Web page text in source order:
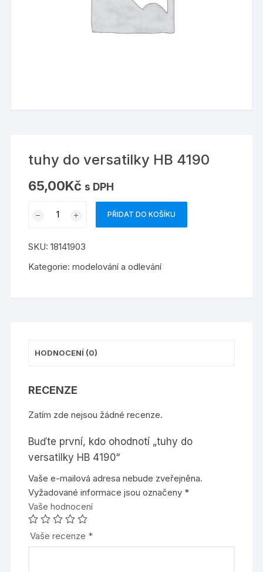
tuhy do versatilky HB 4190
65,00Kč s DPH
HB
4190
PŘIDAT DO KOŠÍKU
SKU:18141903
Kategorie:modelování a odlevání
HODNOCENÍ (0)
RECENZE
Zatím zde nejsou žádné recenze.
Buďte první, kdo ohodnotí „tuhy do
versatilky HB 4190“
Vaše e-mailová adresa nebude zveřejněna.
Vyžadované informace jsou označeny *
Vaše hodnocení
Vaše recenze *